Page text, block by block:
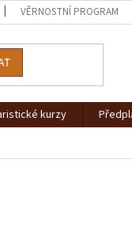
VĚRNOSTNÍ PROGRAM
kurzy